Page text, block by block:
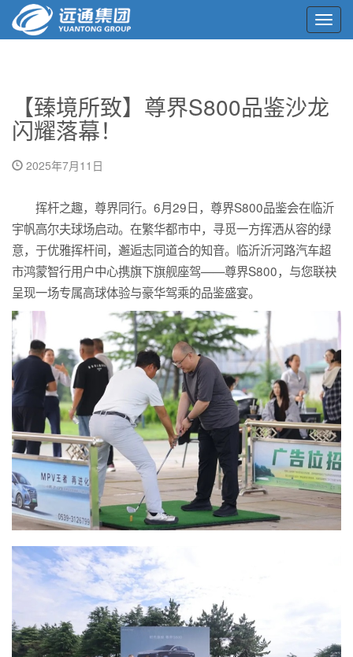
【臻境所致】尊界S800品鉴沙龙
闪耀落幕！
2025年7月11日
挥杆之趣，尊界同行。6月29日，尊界S800品鉴会在临沂
宇帆高尔夫球场启动。在繁华都市中，寻觅一方挥洒从容的绿
意，于优雅挥杆间，邂逅志同道合的知音。临沂沂河路汽车超
市鸿蒙智行用户中心携旗下旗舰座驾——尊界S800，与您联袂
呈现一场专属高球体验与豪华驾乘的品鉴盛宴。